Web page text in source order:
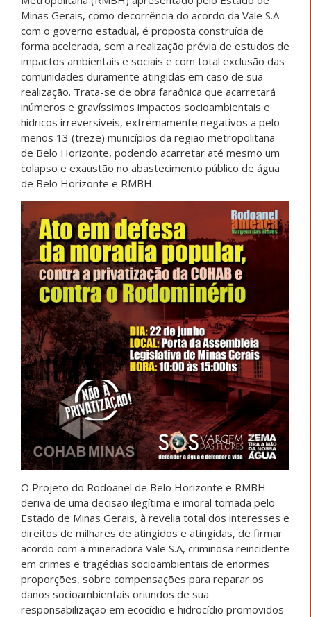
Minas Gerais, como decorrência do acordo da Vale S.A
com o governo estadual, é proposta construída de
forma acelerada, sem a realização prévia de estudos de
impactos ambientais e sociais e com total exclusão das
comunidades duramente atingidas em caso de sua
realização. Trata-se de obra faraônica que acarretará
inúmeros e gravíssimos impactos socioambientais e
hídricos irreversíveis, extremamente negativos a pelo
menos 13 (treze) municípios da região metropolitana
de Belo Horizonte, podendo acarretar até mesmo um
colapso e exaustão no abastecimento público de água
de Belo Horizonte e RMBH.
O Projeto do Rodoanel de Belo Horizonte e RMBH
deriva de uma decisão ilegítima e imoral tomada pelo
Estado de Minas Gerais, à revelia total dos interesses e
direitos de milhares de atingidos e atingidas, de firmar
acordo com a mineradora Vale S.A, criminosa reincidente
em crimes e tragédias socioambientais de enormes
proporções, sobre compensações para reparar os
danos socioambientais oriundos de sua
responsabilização em ecocídio e hidrocídio promovidos